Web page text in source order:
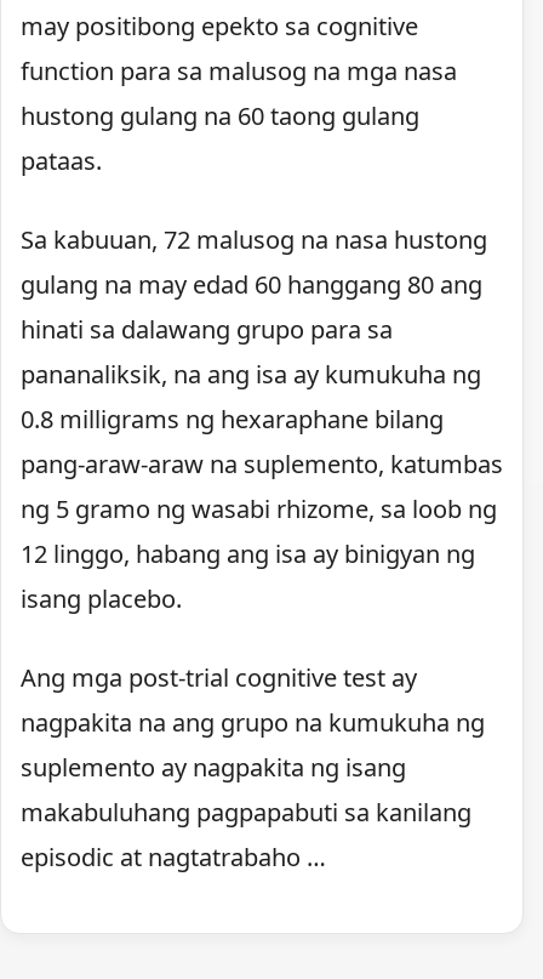
may positibong epekto sa cognitive
function para sa malusog na mga nasa
hustong gulang na 60 taong gulang
pataas.
Sa kabuuan, 72 malusog na nasa hustong
gulang na may edad 60 hanggang 80 ang
hinati sa dalawang grupo para sa
pananaliksik, na ang isa ay kumukuha ng
0.8 milligrams ng hexaraphane bilang
pang-araw-araw na suplemento, katumbas
ng 5 gramo ng wasabi rhizome, sa loob ng
12 linggo, habang ang isa ay binigyan ng
isang placebo.
Ang mga post-trial cognitive test ay
nagpakita na ang grupo na kumukuha ng
suplemento ay nagpakita ng isang
makabuluhang pagpapabuti sa kanilang
episodic at nagtatrabaho …